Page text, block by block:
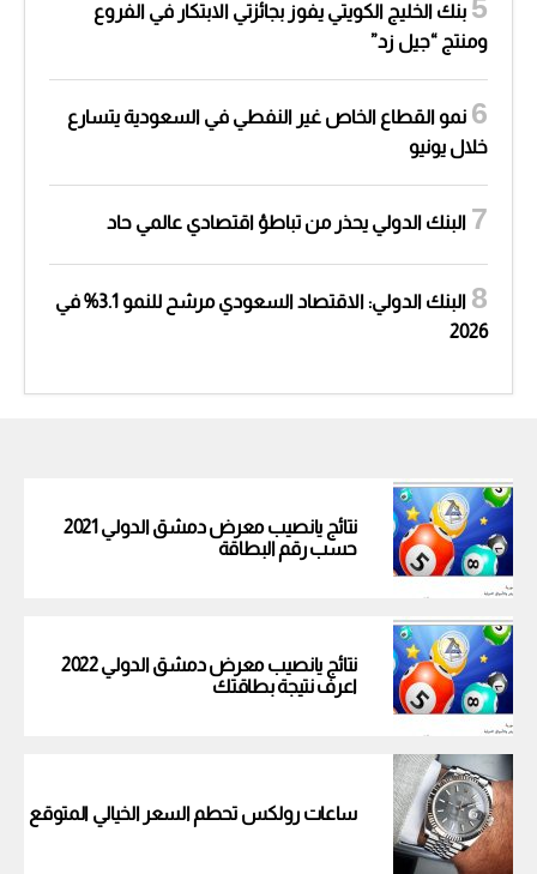
بنك الخليج الكويتي يفوز بجائزتي الابتكار في الفروع
ومنتج “جيل زد”
نمو القطاع الخاص غير النفطي في السعودية يتسارع
خلال يونيو
البنك الدولي يحذر من تباطؤ اقتصادي عالمي حاد
البنك الدولي: الاقتصاد السعودي مرشح للنمو 3.1% في
2026
نتائج يانصيب معرض دمشق الدولي 2021
حسب رقم البطاقة
نتائج يانصيب معرض دمشق الدولي 2022
اعرف نتيجة بطاقتك
ساعات رولكس تحطم السعر الخيالي المتوقع